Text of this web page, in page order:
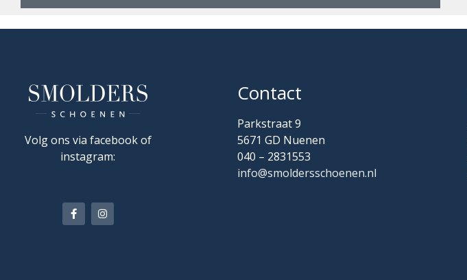
Volg ons via facebook of
instagram:
Contact
Parkstraat 9
5671 GD Nuenen
040 – 2831553
info@smoldersschoenen.nl